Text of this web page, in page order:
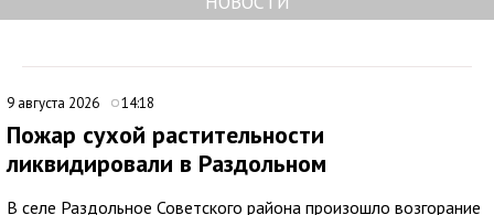
9 августа 2026 14:18
Пожар сухой растительности
ликвидировали в Раздольном
В селе Раздольное Советского района произошло возгорание